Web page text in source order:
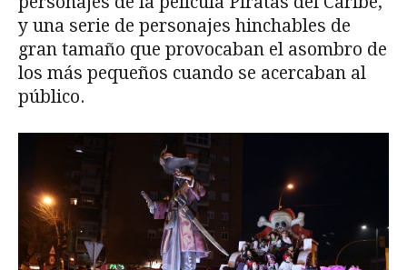
y una serie de personajes hinchables de
gran tamaño que provocaban el asombro de
los más pequeños cuando se acercaban al
público.